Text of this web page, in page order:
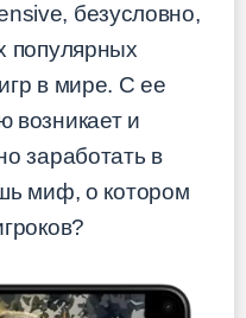
безусловно,
популярных
в мире. С ее
возникает и
заработать в
миф, о котором